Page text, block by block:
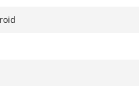
огляду та природною
Вбудована функція
створюють об'ємне